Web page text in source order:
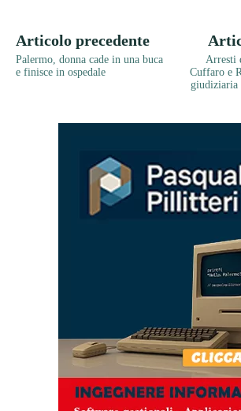
Articolo precedente
Palermo, donna cade in una buca
e finisce in ospedale
Arresti
Cuffaro e
giudiziaria